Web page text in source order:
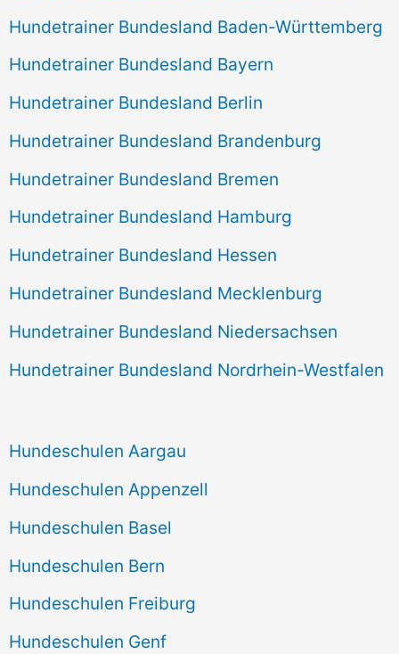
Hundetrainer Bundesland Baden-Württemberg
Hundetrainer Bundesland Bayern
Hundetrainer Bundesland Berlin
Hundetrainer Bundesland Brandenburg
Hundetrainer Bundesland Bremen
Hundetrainer Bundesland Hamburg
Hundetrainer Bundesland Hessen
Hundetrainer Bundesland Mecklenburg
Hundetrainer Bundesland Niedersachsen
Hundetrainer Bundesland Nordrhein-Westfalen
Hundeschulen Aargau
Hundeschulen Appenzell
Hundeschulen Basel
Hundeschulen Bern
Hundeschulen Freiburg
Hundeschulen Genf